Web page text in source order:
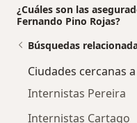
¿Cuáles son las
Fernando Pino Rojas?
Búsquedas
Ciudades cercanas
Internistas Pereira
Internistas Cartago